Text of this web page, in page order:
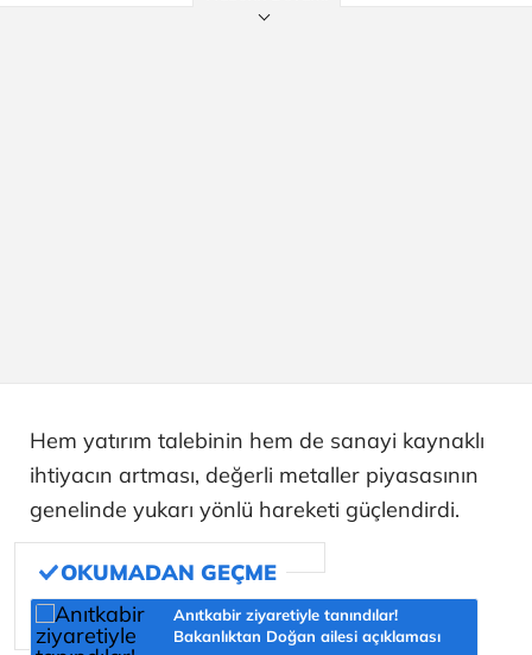
Hem yatırım talebinin hem de sanayi kaynaklı
ihtiyacın artması, değerli metaller piyasasının
genelinde yukarı yönlü hareketi güçlendirdi.
Anıtkabir ziyaretiyle tanındılar!
Bakanlıktan Doğan ailesi açıklaması